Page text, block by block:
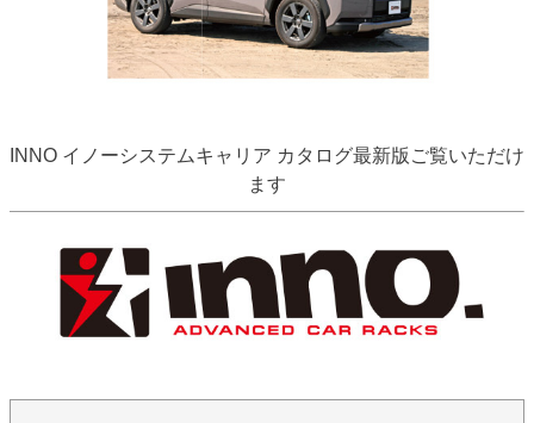
INNO イノーシステムキャリア カタログ最新版ご覧いただけ
ます